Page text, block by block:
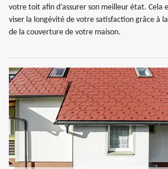
votre toit afin d’assurer son meilleur état. Cela
viser la longévité de votre satisfaction grâce à
de la couverture de votre maison.